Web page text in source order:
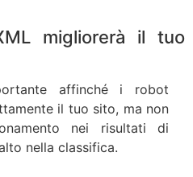
migliorerà il tuo
affinché i robot
il tuo sito, ma non
nei risultati di
nella classifica.